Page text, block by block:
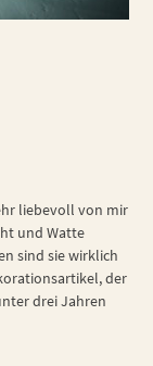
liebevoll von mir
und Watte
sind sie wirklich
der
drei Jahren